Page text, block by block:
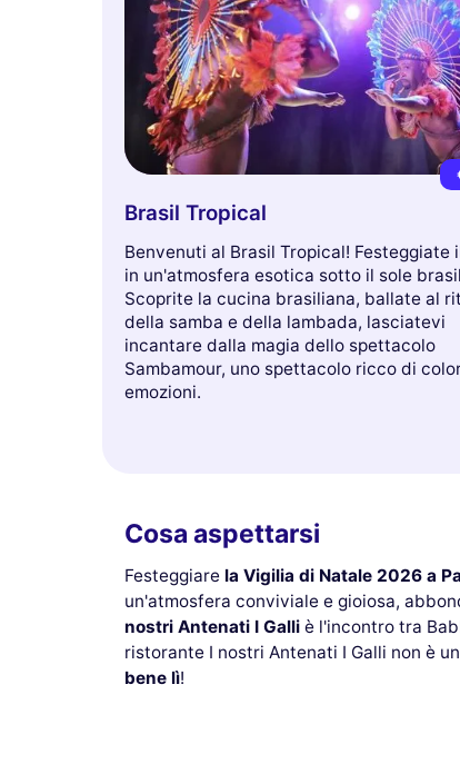
Brasil Tropical
Benvenuti al Brasil Tropical! Festeggiate
in un'atmosfera esotica sotto il sole
Scoprite la cucina brasiliana, ballate al
della samba e della lambada, lasciatevi
incantare dalla magia dello spettacolo
Sambamour, uno spettacolo ricco di
emozioni.
Cosa aspettarsi
Festeggiare la Vigilia di Natale 2026 a
un'atmosfera conviviale e gioiosa,
nostri Antenati I Galli è l'incontro tra
ristorante I nostri Antenati I Galli non è
bene lì!